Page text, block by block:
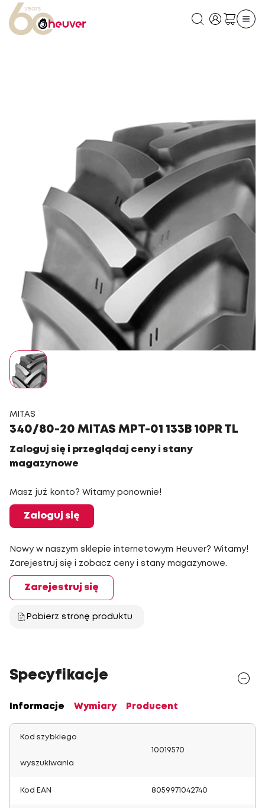
MITAS
340/80-20 MITAS MPT-01 133B 10PR TL
Zaloguj się i przeglądaj ceny i stany
magazynowe
Masz już konto? Witamy ponownie!
Zaloguj się
Nowy w naszym sklepie internetowym Heuver? Witamy!
Zarejestruj się i zobacz ceny i stany magazynowe.
Zarejestruj się
Pobierz stronę produktu
Specyfikacje
Informacje Wymiary Producent
Kod szybkiego
wyszukiwania
10019570
Kod EAN 8059971042740